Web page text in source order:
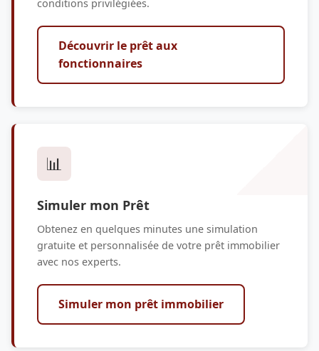
conditions privilégiées.
Découvrir le prêt aux
fonctionnaires
📊
Simuler mon Prêt
Obtenez en quelques minutes une simulation
gratuite et personnalisée de votre prêt immobilier
avec nos experts.
Simuler mon prêt immobilier